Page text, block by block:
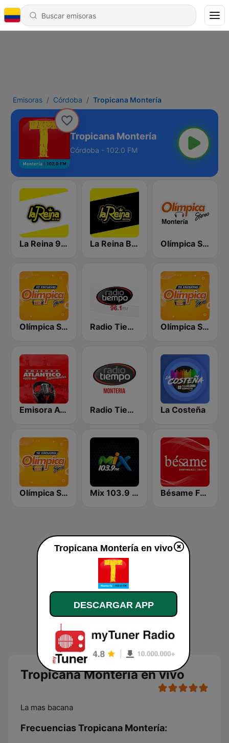
Emisoras Córdoba Tropicana Montería
Tropicana Montería
Córdoba - 102.0 FM
La Reina 95.5 Cartagena La Reina Barranquilla Olímpica Stereo Montería 90.5 FM
Olímpica Stereo Cartagena 90.5 FM Radio Tiempo Barranquilla Olímpica Stereo Barranquilla 92.1 FM
Emisora Atlantico Radio Tiempo Montería La Costeña
Olímpica Stereo Sincelejo 101.5 FM Mix 103.9 FM Bésame FM Barranquilla
Tropicana Montería en vivo
La mas bacana
Frecuencias Tropicana Montería:
Tropicana Montería en vivo
DESCARGAR APP